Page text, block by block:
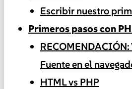
Escribir nuestro
Primeros pasos con
Fuente en el
HTML vs PHP